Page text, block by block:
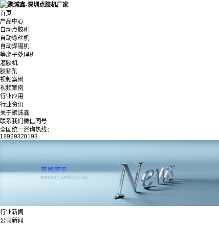
首页
产品中心
自动点胶机
自动螺丝机
自动焊锡机
等离子处理机
灌胶机
胶粘剂
视频案例
视频案例
行业应用
行业资讯
关于聚诚鑫
联系我们微信同号
全国统一咨询热线：
18929320193
行业新闻
公司新闻